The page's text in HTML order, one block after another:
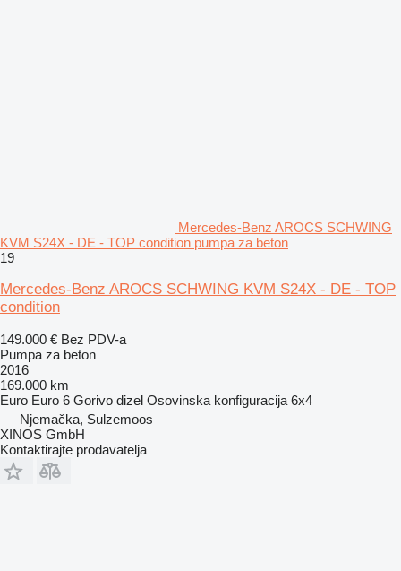
Mercedes-Benz AROCS SCHWING
KVM S24X - DE - TOP condition pumpa za beton
19
Mercedes-Benz AROCS SCHWING KVM S24X - DE - TOP
condition
149.000 € Bez PDV-a
Pumpa za beton
2016
169.000 km
Euro Euro 6 Gorivo dizel Osovinska konfiguracija 6x4
Njemačka, Sulzemoos
XINOS GmbH
Kontaktirajte prodavatelja